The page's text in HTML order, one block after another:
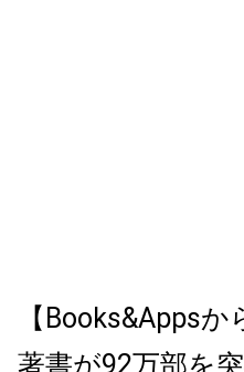
【Books&Appsか
著書が92万部を